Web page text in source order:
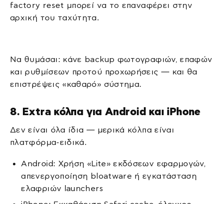
factory reset μπορεί να το επαναφέρει στην
αρχική του ταχύτητα.
Να θυμάσαι: κάνε backup φωτογραφιών, επαφών
και ρυθμίσεων προτού προχωρήσεις — και θα
επιστρέψεις «καθαρό» σύστημα.
8. Extra κόλπα για Android και iPhone
Δεν είναι όλα ίδια — μερικά κόλπα είναι
πλατφόρμα-ειδικά.
Android: Χρήση «Lite» εκδόσεων εφαρμογών,
απενεργοποίηση bloatware ή εγκατάσταση
ελαφριών launchers